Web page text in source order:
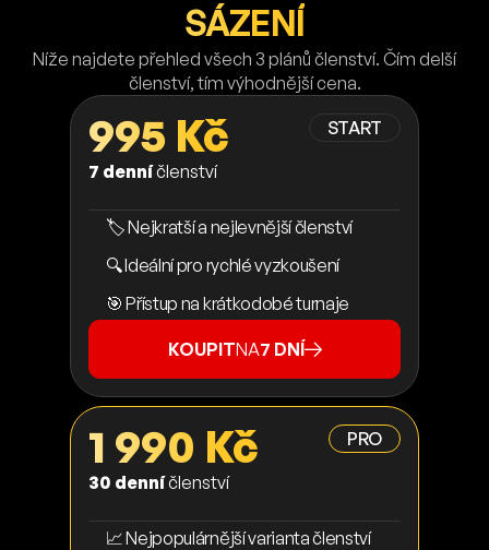
SÁZENÍ
Níže najdete přehled všech 3 plánů členství. Čím delší
členství, tím výhodnější cena.
START
995 Kč
7 denníčlenství
🏷️ Nejkratší a nejlevnější členství
🔍 Ideální pro rychlé vyzkoušení
🎯 Přístup na krátkodobé turnaje
KOUPITNA7 DNÍ
PRO
1 990 Kč
30 denníčlenství
📈 Nejpopulárnější varianta členství